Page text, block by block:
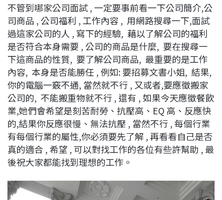
不管到哪家公司面試 , 一定要事前看一下公司簡介,公
司商品 , 公司福利 , 工作內容 , 用網路搜尋一下,面試
過這家公司的人 , 寫下的經驗, 藉以了解公司的福利
是否符合本身需要 , 公司的商品是什麼, 要在搜尋一
下這商品的性質, 要了解公司商品, 最重要的是工作
內容, 本身是否能勝任 , 例如: 要招募文書小姐, 結果,
你的電腦一竅不通, 當然就不行 , 又或者,要應徵搬家
公司的, 不能搬重物就不行 , 還有 , 如果今天應徵餐飲
業,她們會希望是刻苦耐勞、抗壓高、EQ 高、反應快
的,結果你反應很慢、無法抗壓 , 當然不行 , 每個行業
有每個行業的屬性,你必須要先了解 , 再看看自己是否
真的適合 , 希望 , 可以對找工作的各位有些許幫助 , 最
後祝大家都能找到理想的工作。